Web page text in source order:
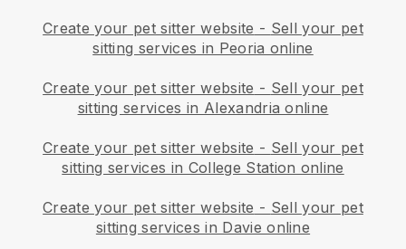
Create your pet sitter website - Sell your pet
sitting services in Peoria online
Create your pet sitter website - Sell your pet
sitting services in Alexandria online
Create your pet sitter website - Sell your pet
sitting services in College Station online
Create your pet sitter website - Sell your pet
sitting services in Davie online